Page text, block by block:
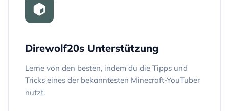
Direwolf20s Unterstützung
Lerne von den besten, indem du die Tipps und
Tricks eines der bekanntesten Minecraft-YouTuber
nutzt.